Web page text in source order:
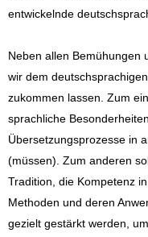
entwickelnde
Neben allen Bemühungen
wir dem
zukommen lassen. Zum
sprachliche
Übersetzungsprozesse in
(müssen). Zum anderen
Tradition, die Kompetenz
Methoden und deren
gezielt gestärkt werden,